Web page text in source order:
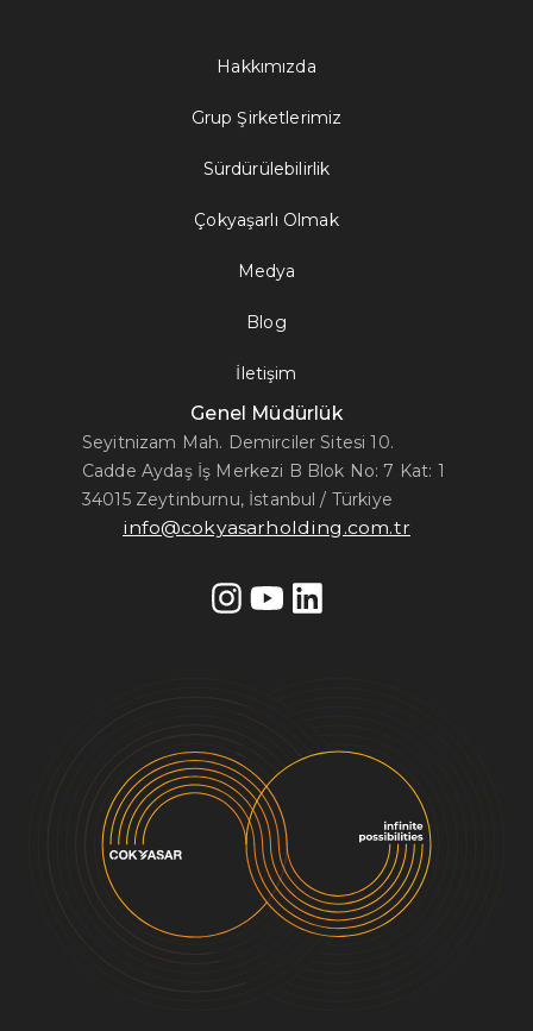
Hakkımızda
Grup Şirketlerimiz
Sürdürülebilirlik
Çokyaşarlı Olmak
Medya
Blog
İletişim
Genel Müdürlük
Seyitnizam Mah. Demirciler Sitesi 10.
Cadde Aydaş İş Merkezi B Blok No: 7 Kat: 1
34015 Zeytinburnu, İstanbul / Türkiye
info@cokyasarholding.com.tr